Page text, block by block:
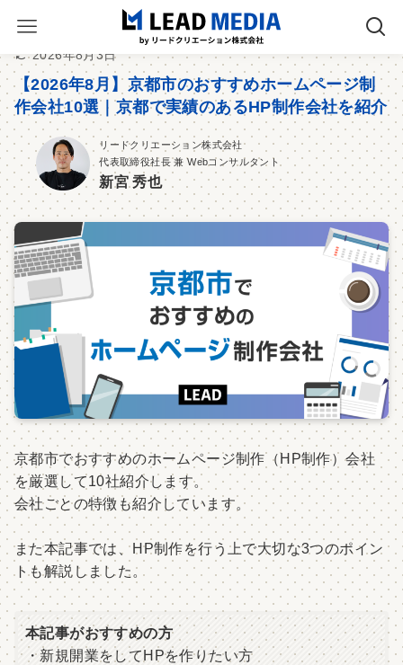
2026年8月3日
【2026年8月】京都市のおすすめホームページ制
作会社10選｜京都で実績のあるHP制作会社を紹介
リードクリエーション株式会社
代表取締役社長 兼 Webコンサルタント
新宮 秀也
京都市でおすすめのホームページ制作（HP制作）会社
を厳選して10社紹介します。
会社ごとの特徴も紹介しています。
また本記事では、HP制作を行う上で大切な3つのポイン
トも解説しました。
本記事がおすすめの方
・新規開業をしてHPを作りたい方